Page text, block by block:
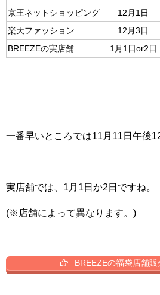
京王ネットショッピング
12月1日
楽天ファッション
12月3日
BREEZEの実店舗
1月1日or2日
一番早いところでは11月11日午後
実店舗では、1月1日か2日ですね。
(※店舗によって異なります。)
BREEZEの福袋店舗販